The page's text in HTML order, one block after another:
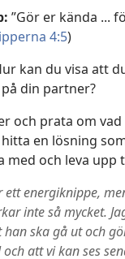
”Gör er kända ...
4:5)
kan du visa att
din partner?
och prata om
en lösning
med och leva upp
ett energiknippe,
inte så mycket.
ska gå ut och
att vi kan ses